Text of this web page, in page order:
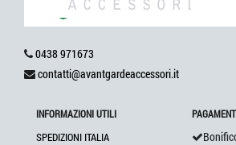
0438 971673
contatti@avantgardeaccessori.it
INFORMAZIONI UTILI
SPEDIZIONI ITALIA